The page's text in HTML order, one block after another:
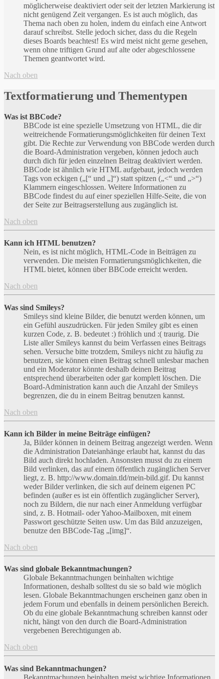
möglicherweise deaktiviert oder seit der letzten Markierung ist
nicht genügend Zeit vergangen. Es ist auch möglich, das
Thema nach oben zu holen, indem du einfach eine Antwort
darauf schreibst. Stelle jedoch sicher, dass du die Regeln
dieses Boards beachtest! Es wird meist nicht gerne gesehen,
wenn ohne triftigen Grund auf alte oder abgeschlossene
Themen geantwortet wird.
Nach oben
Textformatierung und Thementypen
Was ist BBCode?
BBCode ist eine spezielle Umsetzung von HTML, die dir
weitreichende Formatierungsmöglichkeiten für deinen Text
gibt. Die Rechte zur Verwendung von BBCode werden durch
die Board-Administration vergeben, können jedoch auch
durch dich für jeden einzelnen Beitrag deaktiviert werden.
BBCode ist ähnlich wie HTML aufgebaut, jedoch werden
Tags von eckigen („[“ und „]“) statt spitzen („<“ und „>“)
Klammern eingeschlossen. Weitere Informationen zu
BBCode findest du auf einer speziellen Hilfe-Seite, die von
der Seite zur Beitragserstellung aus zugänglich ist.
Nach oben
Kann ich HTML benutzen?
Nein, es ist nicht möglich, HTML-Code in Beiträgen zu
verwenden. Die meisten Formatierungsmöglichkeiten, die
HTML bietet, können über BBCode erreicht werden.
Nach oben
Was sind Smileys?
Smileys sind kleine Bilder, die benutzt werden können, um
ein Gefühl auszudrücken. Für jeden Smiley gibt es einen
kurzen Code, z. B. bedeutet :) fröhlich und :( traurig. Die
Liste aller Smileys kannst du beim Verfassen eines Beitrags
sehen. Versuche bitte trotzdem, Smileys nicht zu häufig zu
benutzen, sie können einen Beitrag schnell unlesbar machen
und ein Moderator könnte deshalb deinen Beitrag
entsprechend überarbeiten oder gar komplett löschen. Die
Board-Administration kann auch die Anzahl der Smileys
begrenzen, die du in einem Beitrag benutzen kannst.
Nach oben
Kann ich Bilder in meine Beiträge einfügen?
Ja, Bilder können in deinem Beitrag angezeigt werden. Wenn
die Administration Dateianhänge erlaubt hat, kannst du das
Bild auch direkt hochladen. Ansonsten musst du zu einem
Bild verlinken, das auf einem öffentlich zugänglichen Server
liegt, z. B. http://www.domain.tld/mein-bild.gif. Du kannst
weder Bilder verlinken, die sich auf deinem eigenen PC
befinden (außer es ist ein öffentlich zugänglicher Server),
noch zu Bildern, die nur nach einer Anmeldung verfügbar
sind, z. B. Hotmail- oder Yahoo-Mailboxen, mit einem
Passwort geschützte Seiten usw. Um das Bild anzuzeigen,
benutze den BBCode-Tag „[img]“.
Nach oben
Was sind globale Bekanntmachungen?
Globale Bekanntmachungen beinhalten wichtige
Informationen, deshalb solltest du sie so bald wie möglich
lesen. Globale Bekanntmachungen erscheinen ganz oben in
jedem Forum und ebenfalls in deinem persönlichen Bereich.
Ob du eine globale Bekanntmachung schreiben kannst oder
nicht, hängt von den durch die Board-Administration
vergebenen Berechtigungen ab.
Nach oben
Was sind Bekanntmachungen?
Bekanntmachungen beinhalten meist wichtige Informationen